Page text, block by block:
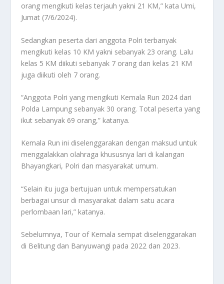
orang mengikuti kelas terjauh yakni 21 KM,” kata Umi,
Jumat (7/6/2024).
Sedangkan peserta dari anggota Polri terbanyak
mengikuti kelas 10 KM yakni sebanyak 23 orang. Lalu
kelas 5 KM diikuti sebanyak 7 orang dan kelas 21 KM
juga diikuti oleh 7 orang.
“Anggota Polri yang mengikuti Kemala Run 2024 dari
Polda Lampung sebanyak 30 orang. Total peserta yang
ikut sebanyak 69 orang,” katanya.
Kemala Run ini diselenggarakan dengan maksud untuk
menggalakkan olahraga khususnya lari di kalangan
Bhayangkari, Polri dan masyarakat umum.
“Selain itu juga bertujuan untuk mempersatukan
berbagai unsur di masyarakat dalam satu acara
perlombaan lari,” katanya.
Sebelumnya, Tour of Kemala sempat diselenggarakan
di Belitung dan Banyuwangi pada 2022 dan 2023.